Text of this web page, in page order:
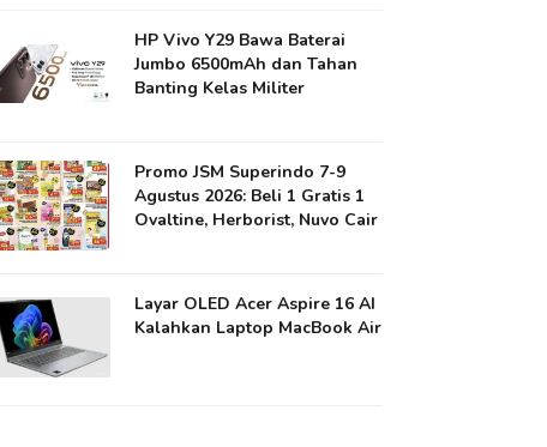
HP Vivo Y29 Bawa Baterai
Jumbo 6500mAh dan Tahan
Banting Kelas Militer
Promo JSM Superindo 7-9
Agustus 2026: Beli 1 Gratis 1
Ovaltine, Herborist, Nuvo Cair
Layar OLED Acer Aspire 16 AI
Kalahkan Laptop MacBook Air